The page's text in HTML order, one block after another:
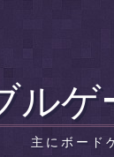
ル
主にボード